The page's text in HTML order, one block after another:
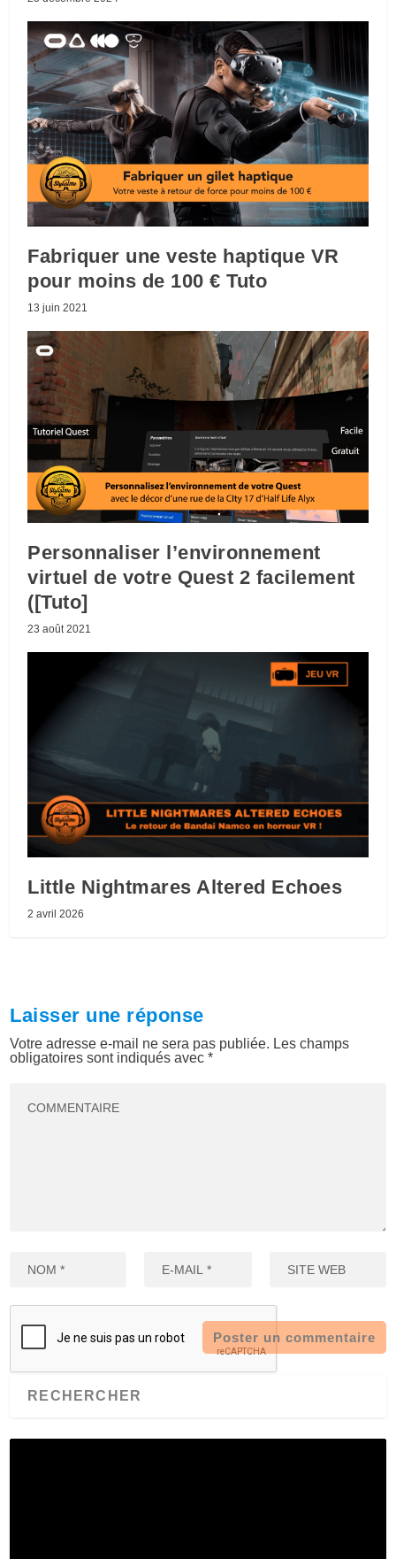
Fabriquer une veste haptique VR
pour moins de 100 € Tuto
13 juin 2021
Personnaliser l’environnement
virtuel de votre Quest 2 facilement
([Tuto]
23 août 2021
Little Nightmares Altered Echoes
2 avril 2026
Laisser une réponse
Votre adresse e-mail ne sera pas publiée. Les champs
obligatoires sont indiqués avec*